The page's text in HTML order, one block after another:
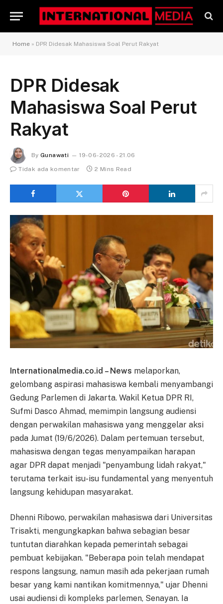
Home » DPR Didesak Mahasiswa Soal Perut Rakyat
DPR Didesak
Mahasiswa Soal Perut
Rakyat
By Gunawati
19-06-2026 - 21.06
Tidak ada komentar
2 Mins Read
Internationalmedia.co.id – News melaporkan,
gelombang aspirasi mahasiswa kembali menyambangi
Gedung Parlemen di Jakarta. Wakil Ketua DPR RI,
Sufmi Dasco Ahmad, memimpin langsung audiensi
dengan perwakilan mahasiswa yang menggelar aksi
pada Jumat (19/6/2026). Dalam pertemuan tersebut,
mahasiswa dengan tegas menyampaikan harapan
agar DPR dapat menjadi "penyambung lidah rakyat,"
terutama terkait isu-isu fundamental yang menyentuh
langsung kehidupan masyarakat.
Dhenni Ribowo, perwakilan mahasiswa dari Universitas
Trisakti, mengungkapkan bahwa sebagian besar
tuntutan diarahkan kepada pemerintah sebagai
pembuat kebijakan. "Beberapa poin telah mendapat
respons langsung, namun masih ada pekerjaan rumah
besar yang kami nantikan komitmennya," ujar Dhenni
usai audiensi di kompleks parlemen, Senayan. Ia